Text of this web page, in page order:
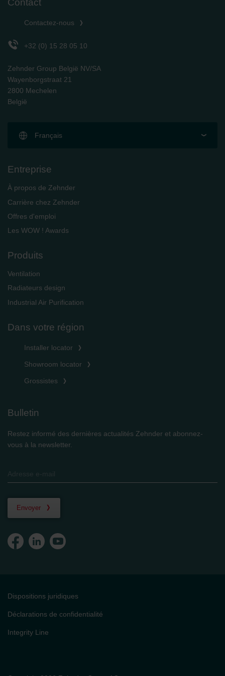
Zehnder Group Schweiz AG: Datenschutz
danych Zehnder
Contactez-nous
+32 (0) 15 28 05 10
Zehnder Group België NV/SA
Wayenborgstraat 21
2800 Mechelen
België
Français
Entreprise
À propos de Zehnder
Carrière chez Zehnder
Offres d'emploi
Les WOW ! Awards
Produits
Ventilation
Radiateurs design
Industrial Air Purification
Dans votre région
Installer locator
Showroom locator
Grossistes
Bulletin
Restez informé des dernières actualités Zehnder et abonnez-
vous à la newsletter.
Envoyer
Dispositions juridiques
Déclarations de confidentialité
Integrity Line